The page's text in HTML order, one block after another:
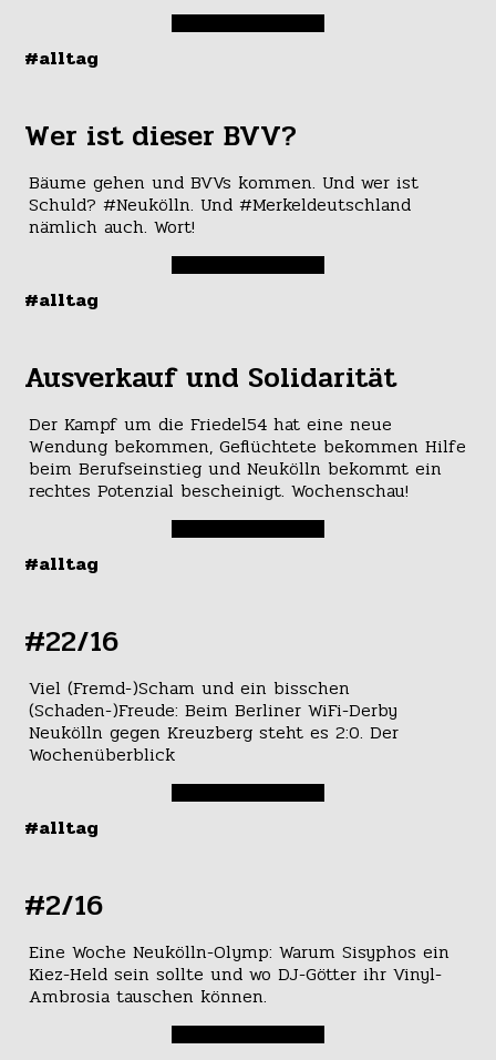
#alltag
Wer ist dieser BVV?
Bäume gehen und BVVs kommen. Und wer ist
Schuld? #Neukölln. Und #Merkeldeutschland
nämlich auch. Wort!
#alltag
Ausverkauf und Solidarität
Der Kampf um die Friedel54 hat eine neue
Wendung bekommen, Geflüchtete bekommen Hilfe
beim Berufseinstieg und Neukölln bekommt ein
rechtes Potenzial bescheinigt. Wochenschau!
#alltag
#22/16
Viel (Fremd-)Scham und ein bisschen
(Schaden-)Freude: Beim Berliner WiFi-Derby
Neukölln gegen Kreuzberg steht es 2:0. Der
Wochenüberblick
#alltag
#2/16
Eine Woche Neukölln-Olymp: Warum Sisyphos ein
Kiez-Held sein sollte und wo DJ-Götter ihr Vinyl-
Ambrosia tauschen können.